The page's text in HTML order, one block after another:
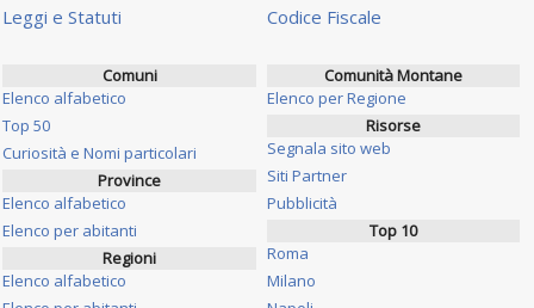
Leggi e Statuti
Codice Fiscale
Comuni
Elenco alfabetico
Top 50
Curiosità e Nomi particolari
Province
Elenco alfabetico
Elenco per abitanti
Regioni
Elenco alfabetico
Comunità Montane
Elenco per Regione
Risorse
Segnala sito web
Siti Partner
Pubblicità
Top 10
Roma
Milano